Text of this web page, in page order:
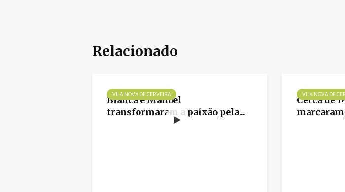
Relacionado
VILA NOVA DE CERVEIRA
Blanca e Manuel
transformaram a paixão pela...
VILA NOVA DE
Cerca de
marcaram